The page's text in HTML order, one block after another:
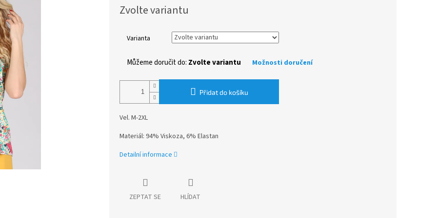
cena:
Zvolte variantu
Varianta
Můžeme doručit do: Zvolte variantu Možnosti doručení
Přidat do košíku
Vel. M-2XL
Materiál: 94% Viskoza, 6% Elastan
Detailní informace
ZEPTAT SE HLÍDAT